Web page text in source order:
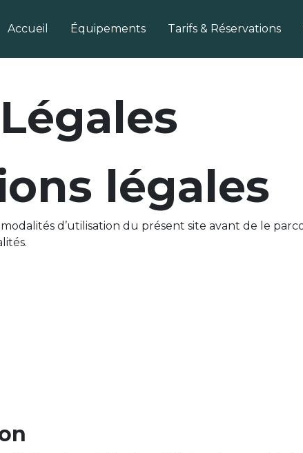
Accueil Équipements Tarifs & Réservations
légales
d’utilisation du présent site avant de le